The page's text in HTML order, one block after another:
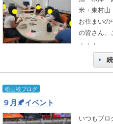
米・東村山
お住まいの
の皆さん、
・・・
松山校ブログ
９月🍂イベント
いつもブロ